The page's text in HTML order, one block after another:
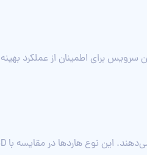
سرویس برای اطمینان از عملکرد